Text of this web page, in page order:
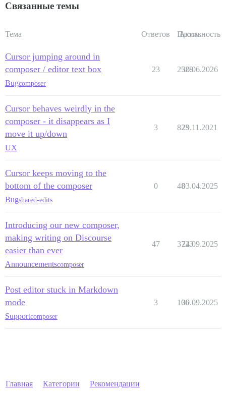
Связанные темы
Тема Ответов Просм.
Активность
Cursor jumping around in
composer / editor text box
Bugcomposer
23 2528
30.06.2026
Cursor behaves weirdly in the
composer - it disappears as I
move it up/down
UX
3 823
29.11.2021
Cursor keeps moving to the
bottom of the composer
Bugshared-edits
0 4803.04.2025
Introducing our new composer,
making writing on Discourse
easier than ever
Announcementscomposer
47 3723
24.09.2025
Post editor stuck in Markdown
mode
Supportcomposer
3 106
30.09.2025
Главная Категории Рекомендации